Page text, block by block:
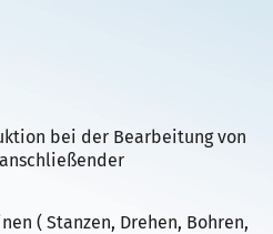
bei der Bearbeitung von
( Stanzen, Drehen, Bohren,